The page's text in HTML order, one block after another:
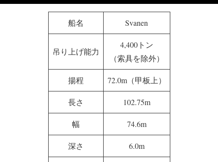
船名 Svanen
吊り上げ能力
4,400トン
（索具を除外）
揚程 72.0m（甲板上）
長さ 102.75m
幅 74.6m
深さ 6.0m